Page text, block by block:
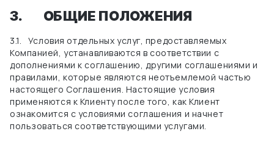
3. ОБЩИЕ ПОЛОЖЕНИЯ
3.1.
Условия отдельных услуг, предоставляемых
Компанией, устанавливаются в соответствии с
дополнениями к соглашению, другими соглашениями и
правилами, которые являются неотъемлемой частью
настоящего Соглашения. Настоящие условия
применяются к Клиенту после того, как Клиент
ознакомится с условиями соглашения и начнет
пользоваться соответствующими услугами.